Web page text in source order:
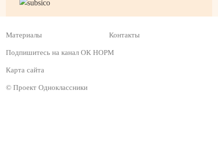
Материалы Контакты
Подпишитесь на канал ОК НОРМ
Карта сайта
© Проект Одноклассники